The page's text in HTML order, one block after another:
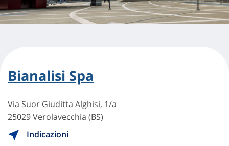
Bianalisi Spa
Via Suor Giuditta Alghisi, 1/a
25029 Verolavecchia (BS)
Indicazioni